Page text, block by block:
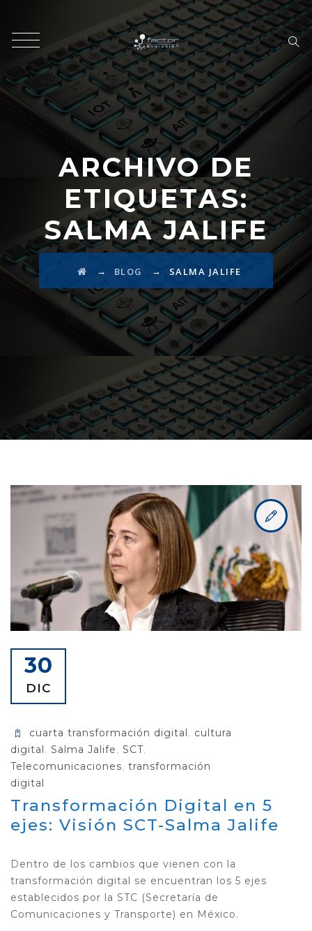
ARCHIVO DE
ETIQUETAS:
SALMA JALIFE
→ BLOG → SALMA JALIFE
30
DIC
cuarta transformación digital, cultura
digital, Salma Jalife, SCT,
Telecomunicaciones, transformación
digital
Transformación Digital en 5
ejes: Visión SCT-Salma Jalife
Dentro de los cambios que vienen con la
transformación digital se encuentran los 5 ejes
establecidos por la STC (Secretaría de
Comunicaciones y Transporte) en México.